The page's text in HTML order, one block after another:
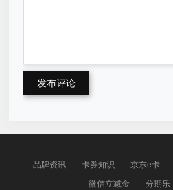
发布评论
品牌资讯 卡券知识 京东e卡
微信立减金
分期乐